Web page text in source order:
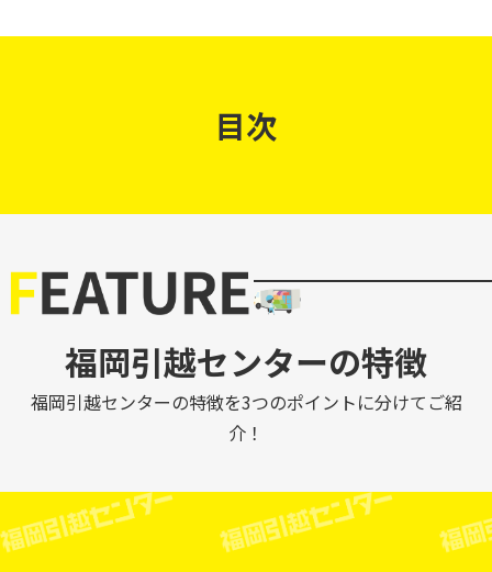
目次
福岡引越センターの特徴
福岡引越センターの特徴を3つのポイントに分けてご紹
介！